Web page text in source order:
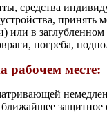
средства
в
погреба,
рабочем месте:
защитное